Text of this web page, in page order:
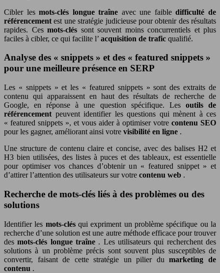
Cibler lesmots-clés longue traîne avec une faibledifficulté de
référencementest une stratégie judicieuse pour obtenir des résultats
rapides. Ces mots-clés sont souvent moins concurrentiels et plus
faciles à cibler, ce qui facilite l’ acquisition de trafic qualifié.
Analyse des « snippets » et des « featured snippets »
pour une meilleure présence en SERP
Les « snippets » et les « featured snippets » sont des extraits de
contenu qui apparaissent en haut des résultats de recherche de
Google, en réponse à une question spécifique. Les outils de
référencement peuvent identifier les questions qui mènent à ces
« featured snippets », et vous aider à optimiser votre contenu SEO
pour les gagner, améliorant ainsi votre visibilité en ligne .
Une structure de contenu claire et concise, avec des balises H2 et
H3 bien utilisées, des listes à puces et des tableaux, est essentielle
pour optimiser vos chances d’obtenir un « featured snippet » et
d’attirer l’attention des utilisateurs sur votre contenu web .
Recherche de mots-clés liés à des problèmes ou des
solutions
Identifier les mots-clésqui expriment un problème spécifique ou la
recherche d’une solution est une autre méthode efficace pour trouver
desmots-clés longue traîne . Les utilisateurs qui recherchent des
solutions à un problème précis sont souvent plus susceptibles de
convertir, faisant de cette stratégie un pilier dumarketing de
contenu .